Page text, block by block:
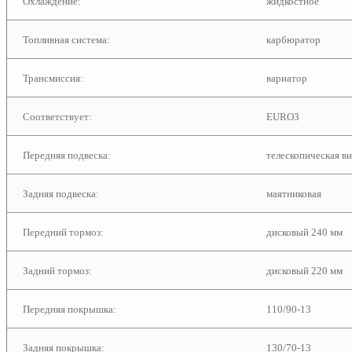
Топливная система: карбюратор
Трансмиссия: вариатор
Соответствует: EURO3
Передняя подвеска: телескопическая
Задняя подвеска: маятниковая
Передний тормоз: дисковый 240 мм
Задний тормоз: дисковый 220 мм
Передняя покрышка: 110/90-13
Задняя покрышка: 130/70-13